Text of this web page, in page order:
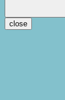
close